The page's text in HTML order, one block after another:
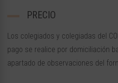
PRECIO
Los colegiados y colegiadas del
pago se realice por domiciliación
apartado de observaciones del